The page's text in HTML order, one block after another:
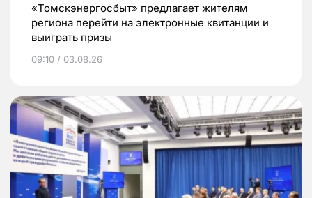
«Томскэнергосбыт» предлагает жителям
региона перейти на электронные квитанции и
выиграть призы
09:10 / 03.08.26